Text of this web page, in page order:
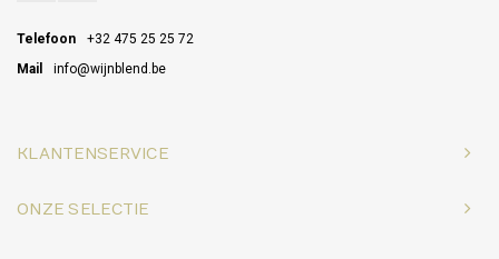
Telefoon
+32 475 25 25 72
Mail
info@wijnblend.be
KLANTENSERVICE
ONZE SELECTIE